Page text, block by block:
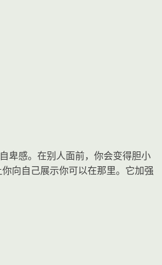
卑感。在别人面前，你会变得胆小
向自己展示你可以在那里。它加强